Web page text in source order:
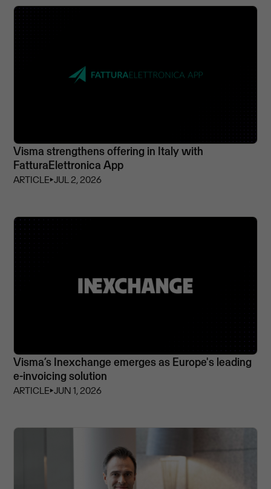
Visma strengthens offering in Italy with
FatturaElettronica App
ARTICLE⏵JUL 2, 2026
Visma’s Inexchange emerges as Europe's leading
e-invoicing solution
ARTICLE⏵JUN 1, 2026